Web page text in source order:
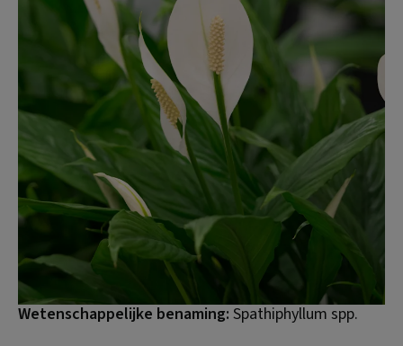
Wetenschappelijke benaming: Spathiphyllum spp.